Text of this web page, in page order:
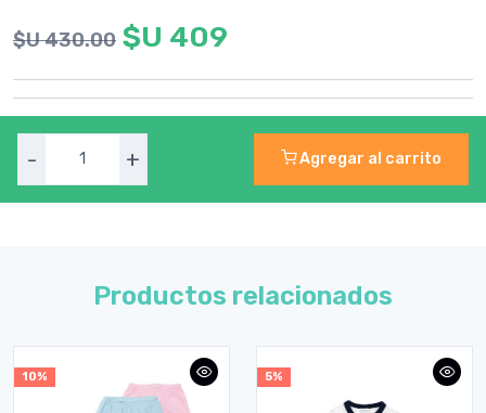
$U 430.00 $U 409
- + Agregar al carrito
Productos relacionados
10% 5%